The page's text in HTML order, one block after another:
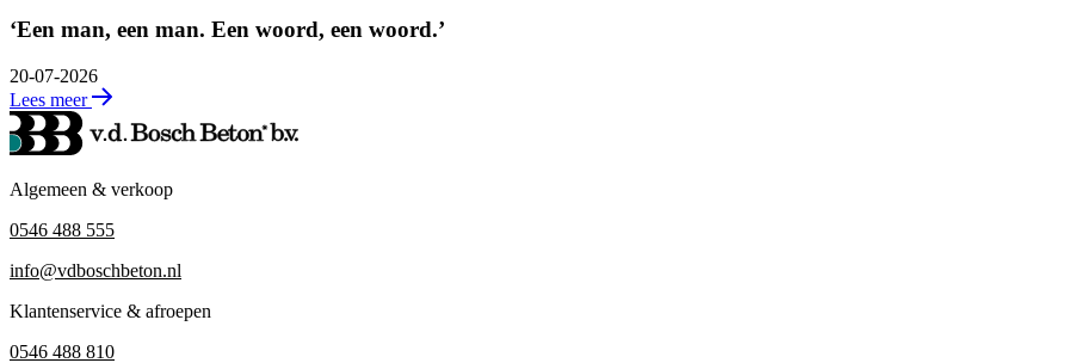
‘Een man, een man. Een woord, een woord.’
20-07-2026
Lees meer
Algemeen & verkoop
0546 488 555
info@vdboschbeton.nl
Klantenservice & afroepen
0546 488 810